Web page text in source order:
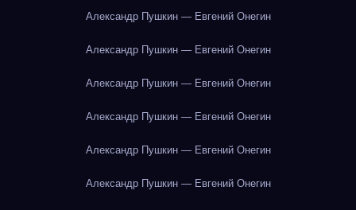
Александр Пушкин — Евгений Онегин
Александр Пушкин — Евгений Онегин
Александр Пушкин — Евгений Онегин
Александр Пушкин — Евгений Онегин
Александр Пушкин — Евгений Онегин
Александр Пушкин — Евгений Онегин